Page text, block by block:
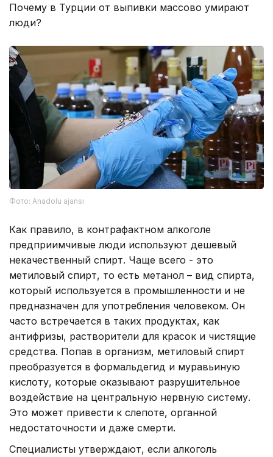
Почему в Турции от выпивки массово умирают
люди?
Фото: Anadolu ajansı
Как правило, в контрафактном алкоголе
предприимчивые люди используют дешевый
некачественный спирт. Чаще всего - это
метиловый спирт, то есть метанол – вид спирта,
который используется в промышленности и не
предназначен для употребления человеком. Он
часто встречается в таких продуктах, как
антифризы, растворители для красок и чистящие
средства. Попав в организм, метиловый спирт
преобразуется в формальдегид и муравьиную
кислоту, которые оказывают разрушительное
воздействие на центральную нервную систему.
Это может привести к слепоте, органной
недостаточности и даже смерти.
Специалисты утверждают, если алкоголь